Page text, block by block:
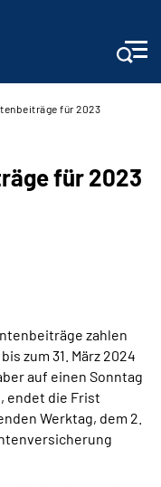
für 2023
für 2023
zahlen
zum 31. März 2024
auf einen Sonntag
endet die Frist
Werktag, dem 2.